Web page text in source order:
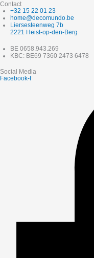
Contact
+32 15 22 01 23
home@decomundo.be
Liersesteenweg 7b
2221 Heist-op-den-Berg
BE 0658.943.269
KBC: BE69 7360 2473 6478
Social Media
Facebook-f